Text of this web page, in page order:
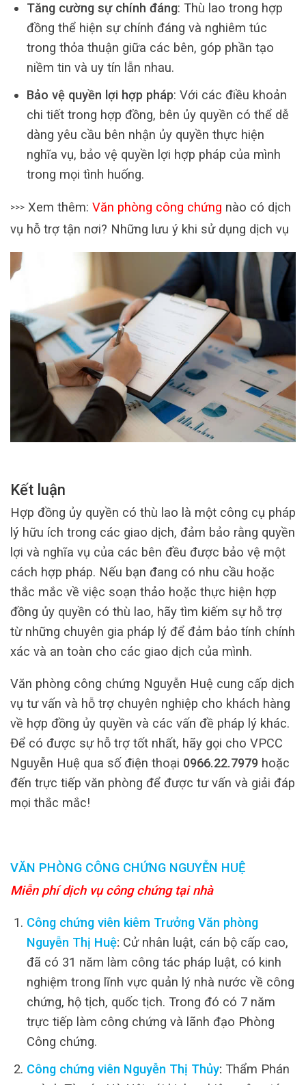
Tăng cường sự chính đáng: Thù lao trong hợp
đồng thể hiện sự chính đáng và nghiêm túc
trong thỏa thuận giữa các bên, góp phần tạo
niềm tin và uy tín lẫn nhau.
Bảo vệ quyền lợi hợp pháp: Với các điều khoản
chi tiết trong hợp đồng, bên ủy quyền có thể dễ
dàng yêu cầu bên nhận ủy quyền thực hiện
nghĩa vụ, bảo vệ quyền lợi hợp pháp của mình
trong mọi tình huống.
>>> Xem thêm: Văn phòng công chứng nào có dịch
vụ hỗ trợ tận nơi? Những lưu ý khi sử dụng dịch vụ
Kết luận
Hợp đồng ủy quyền có thù lao là một công cụ pháp
lý hữu ích trong các giao dịch, đảm bảo rằng quyền
lợi và nghĩa vụ của các bên đều được bảo vệ một
cách hợp pháp. Nếu bạn đang có nhu cầu hoặc
thắc mắc về việc soạn thảo hoặc thực hiện hợp
đồng ủy quyền có thù lao, hãy tìm kiếm sự hỗ trợ
từ những chuyên gia pháp lý để đảm bảo tính chính
xác và an toàn cho các giao dịch của mình.
Văn phòng công chứng Nguyễn Huệ cung cấp dịch
vụ tư vấn và hỗ trợ chuyên nghiệp cho khách hàng
về hợp đồng ủy quyền và các vấn đề pháp lý khác.
Để có được sự hỗ trợ tốt nhất, hãy gọi cho VPCC
Nguyễn Huệ qua số điện thoại 0966.22.7979 hoặc
đến trực tiếp văn phòng để được tư vấn và giải đáp
mọi thắc mắc!
VĂN PHÒNG CÔNG CHỨNG NGUYỄN HUỆ
Miễn phí dịch vụ công chứng tại nhà
Công chứng viên kiêm Trưởng Văn phòng
Nguyễn Thị Huệ: Cử nhân luật, cán bộ cấp cao,
đã có 31 năm làm công tác pháp luật, có kinh
nghiệm trong lĩnh vực quản lý nhà nước về công
chứng, hộ tịch, quốc tịch. Trong đó có 7 năm
trực tiếp làm công chứng và lãnh đạo Phòng
Công chứng.
Công chứng viên Nguyễn Thị Thủy: Thẩm Phán